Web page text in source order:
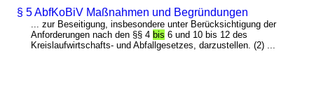
§ 5 AbfKoBiV Maßnahmen und Begründungen
... zur Beseitigung, insbesondere unter Berücksichtigung der
Anforderungen nach den §§ 4bis 6 und 10 bis 12 des
Kreislaufwirtschafts- und Abfallgesetzes, darzustellen. (2) ...